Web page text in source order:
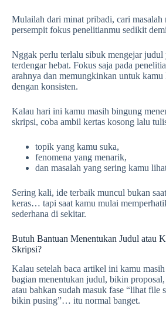
Mulailah dari minat pribadi, cari masalah
persempit fokus penelitianmu sedikit
Nggak perlu terlalu sibuk mengejar judul
terdengar hebat. Fokus saja pada
arahnya dan memungkinkan untuk kamu
dengan konsisten.
Kalau hari ini kamu masih bingung
skripsi, coba ambil kertas kosong lalu
topik yang kamu suka,
fenomena yang menarik,
dan masalah yang sering kamu
Sering kali, ide terbaik muncul bukan
keras… tapi saat kamu mulai
sederhana di sekitar.
Butuh Bantuan Menentukan Judul atau
Skripsi?
Kalau setelah baca artikel ini kamu
bagian menentukan judul, bikin
atau bahkan sudah masuk fase “lihat file
bikin pusing”… itu normal banget.